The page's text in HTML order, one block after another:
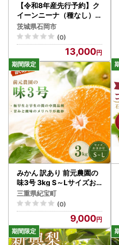
【令和8年産先行予約】ク
イーンニーナ（種なし）1.
5kg 石田ぶどう園 2房 ～ 4
房 国産 ぶどう ブドウ 果物
くだもの 葡萄 フルーツ 1.5
キロ 9月 10月 発送 秋 旬
品種 茨城県産 産地直送 産
直 農家直送 冷蔵 茨城県 石
岡市 (A02-033)
茨城県石岡市
(0)
13,000
みかん 訳あり 前元農園の
味3号 3kg S～Lサイズお
まかせ【mmg040】
三重県紀宝町
(0)
9,000